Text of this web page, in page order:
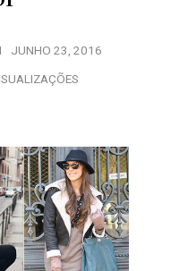
JUNHO 23, 2016